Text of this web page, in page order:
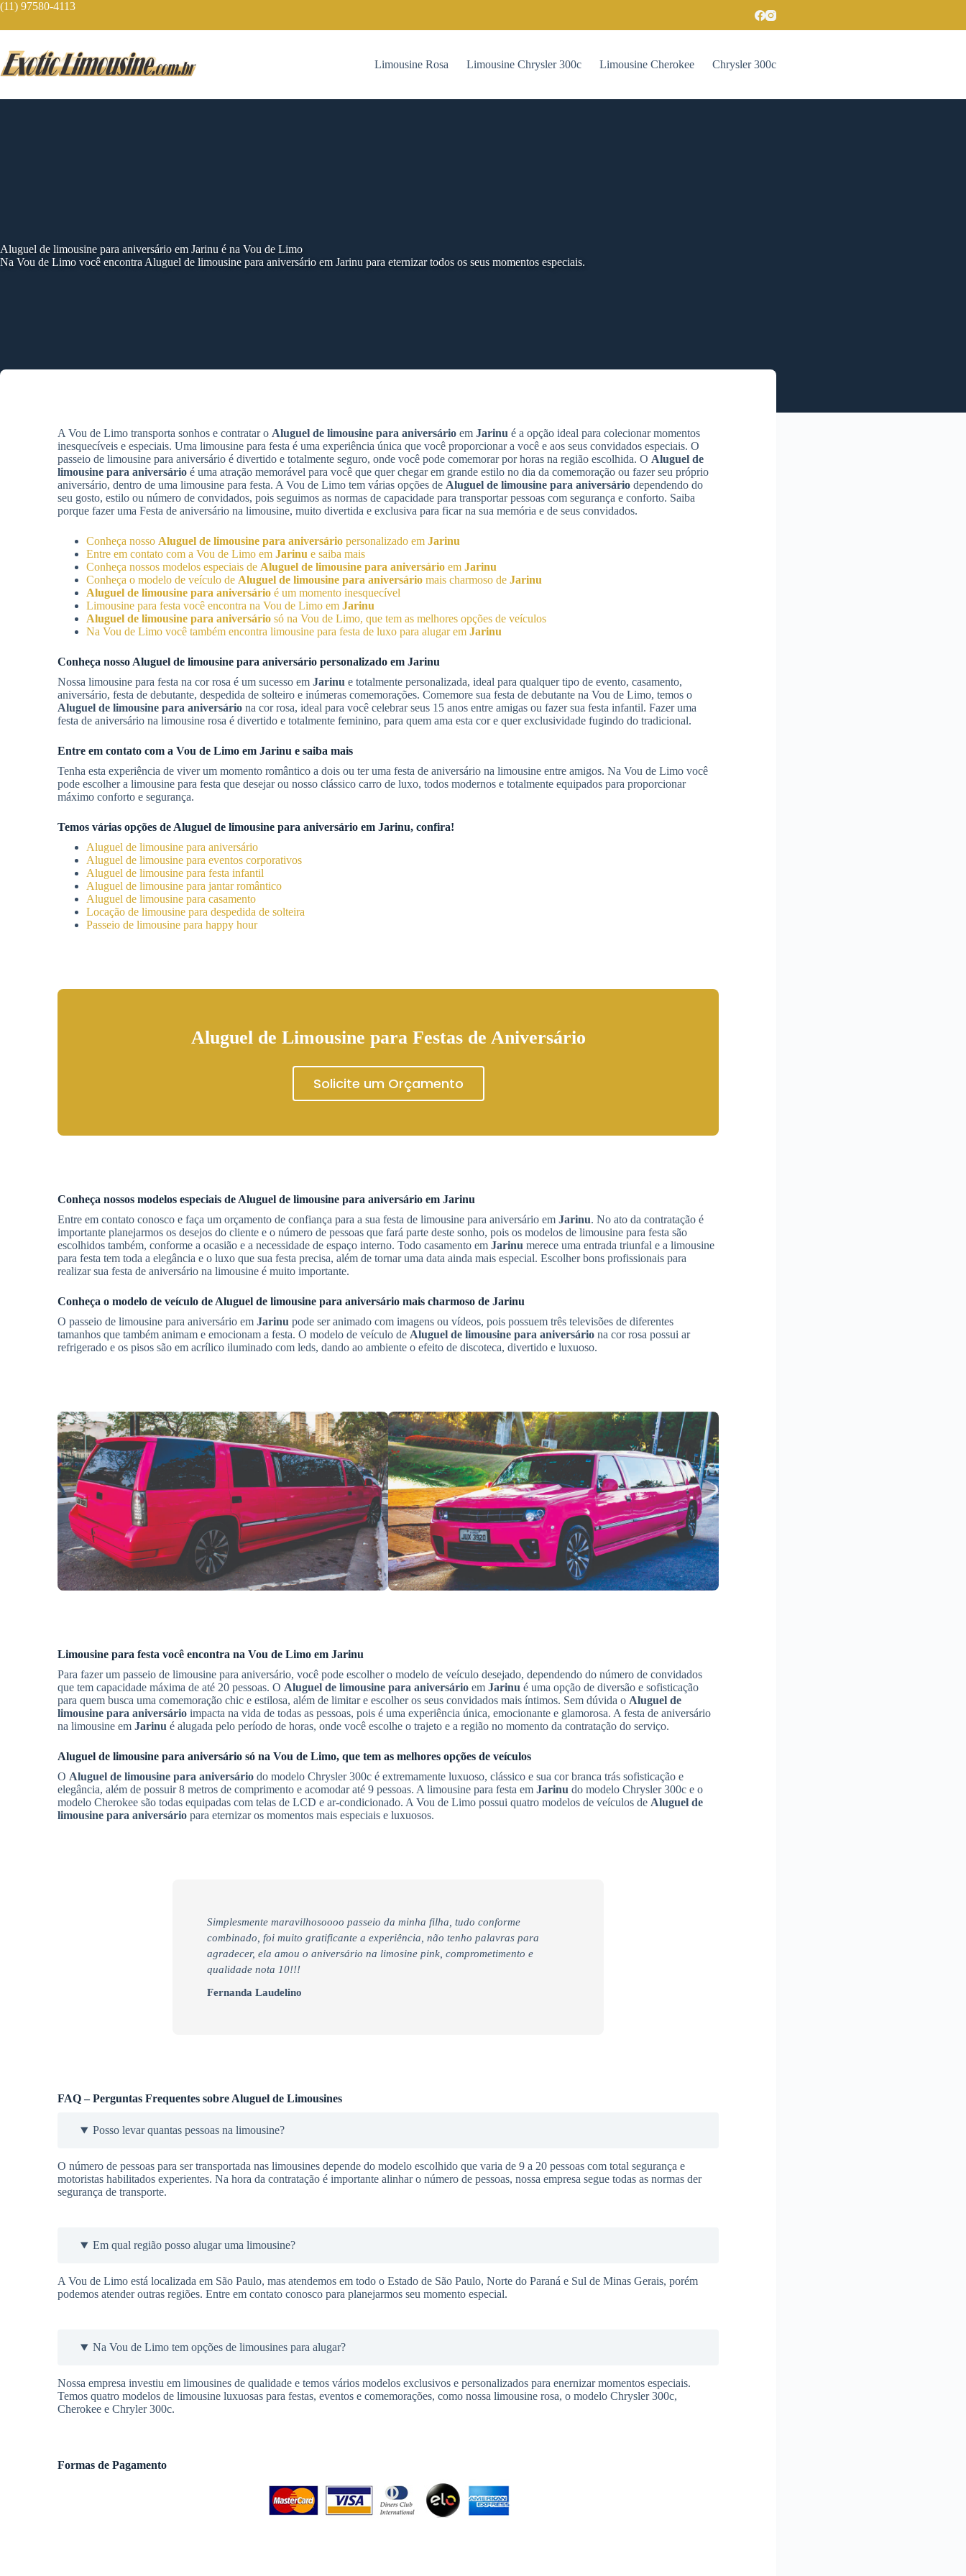
Skip
content
(11) 97580-4113
Limousine Rosa Limousine Chrysler 300c Limousine Cherokee Chrysler 300c
Aluguel de limousine para aniversário em Jarinu é na Vou de Limo
Na Vou de Limo você encontra Aluguel de limousine para aniversário em Jarinu para eternizar todos os seus momentos especiais.
A Vou de Limo transporta sonhos e contratar o Aluguel de limousine para aniversário em Jarinu é a opção ideal para colecionar momentos
inesquecíveis e especiais. Uma limousine para festa é uma experiência única que você proporcionar a você e aos seus convidados especiais. O
passeio de limousine para aniversário é divertido e totalmente seguro, onde você pode comemorar por horas na região escolhida. O Aluguel de
limousine para aniversário é uma atração memorável para você que quer chegar em grande estilo no dia da comemoração ou fazer seu próprio
aniversário, dentro de uma limousine para festa. A Vou de Limo tem várias opções de Aluguel de limousine para aniversário dependendo do
seu gosto, estilo ou número de convidados, pois seguimos as normas de capacidade para transportar pessoas com segurança e conforto. Saiba
porque fazer uma Festa de aniversário na limousine, muito divertida e exclusiva para ficar na sua memória e de seus convidados.
Conheça nosso Aluguel de limousine para aniversário personalizado em Jarinu
Entre em contato com a Vou de Limo em Jarinu e saiba mais
Conheça nossos modelos especiais de Aluguel de limousine para aniversário em Jarinu
Conheça o modelo de veículo de Aluguel de limousine para aniversário mais charmoso de Jarinu
Aluguel de limousine para aniversário é um momento inesquecível
Limousine para festa você encontra na Vou de Limo em Jarinu
Aluguel de limousine para aniversário só na Vou de Limo, que tem as melhores opções de veículos
Na Vou de Limo você também encontra limousine para festa de luxo para alugar em Jarinu
Conheça nosso Aluguel de limousine para aniversário personalizado em Jarinu
Nossa limousine para festa na cor rosa é um sucesso em Jarinu e totalmente personalizada, ideal para qualquer tipo de evento, casamento,
aniversário, festa de debutante, despedida de solteiro e inúmeras comemorações. Comemore sua festa de debutante na Vou de Limo, temos o
Aluguel de limousine para aniversário na cor rosa, ideal para você celebrar seus 15 anos entre amigas ou fazer sua festa infantil. Fazer uma
festa de aniversário na limousine rosa é divertido e totalmente feminino, para quem ama esta cor e quer exclusividade fugindo do tradicional.
Entre em contato com a Vou de Limo em Jarinu e saiba mais
Tenha esta experiência de viver um momento romântico a dois ou ter uma festa de aniversário na limousine entre amigos. Na Vou de Limo você
pode escolher a limousine para festa que desejar ou nosso clássico carro de luxo, todos modernos e totalmente equipados para proporcionar
máximo conforto e segurança.
Temos várias opções de Aluguel de limousine para aniversário em Jarinu, confira!
Aluguel de limousine para aniversário
Aluguel de limousine para eventos corporativos
Aluguel de limousine para festa infantil
Aluguel de limousine para jantar romântico
Aluguel de limousine para casamento
Locação de limousine para despedida de solteira
Passeio de limousine para happy hour
Aluguel de Limousine para Festas de Aniversário
Solicite um Orçamento
Conheça nossos modelos especiais de Aluguel de limousine para aniversário em Jarinu
Entre em contato conosco e faça um orçamento de confiança para a sua festa de limousine para aniversário em Jarinu. No ato da contratação é
importante planejarmos os desejos do cliente e o número de pessoas que fará parte deste sonho, pois os modelos de limousine para festa são
escolhidos também, conforme a ocasião e a necessidade de espaço interno. Todo casamento em Jarinu merece uma entrada triunfal e a limousine
para festa tem toda a elegância e o luxo que sua festa precisa, além de tornar uma data ainda mais especial. Escolher bons profissionais para
realizar sua festa de aniversário na limousine é muito importante.
Conheça o modelo de veículo de Aluguel de limousine para aniversário mais charmoso de Jarinu
O passeio de limousine para aniversário em Jarinu pode ser animado com imagens ou vídeos, pois possuem três televisões de diferentes
tamanhos que também animam e emocionam a festa. O modelo de veículo de Aluguel de limousine para aniversário na cor rosa possui ar
refrigerado e os pisos são em acrílico iluminado com leds, dando ao ambiente o efeito de discoteca, divertido e luxuoso.
Limousine para festa você encontra na Vou de Limo em Jarinu
Para fazer um passeio de limousine para aniversário, você pode escolher o modelo de veículo desejado, dependendo do número de convidados
que tem capacidade máxima de até 20 pessoas. O Aluguel de limousine para aniversário em Jarinu é uma opção de diversão e sofisticação
para quem busca uma comemoração chic e estilosa, além de limitar e escolher os seus convidados mais íntimos. Sem dúvida o Aluguel de
limousine para aniversário impacta na vida de todas as pessoas, pois é uma experiência única, emocionante e glamorosa. A festa de aniversário
na limousine em Jarinu é alugada pelo período de horas, onde você escolhe o trajeto e a região no momento da contratação do serviço.
Aluguel de limousine para aniversário só na Vou de Limo, que tem as melhores opções de veículos
O Aluguel de limousine para aniversário do modelo Chrysler 300c é extremamente luxuoso, clássico e sua cor branca trás sofisticação e
elegância, além de possuir 8 metros de comprimento e acomodar até 9 pessoas. A limousine para festa em Jarinu do modelo Chrysler 300c e o
modelo Cherokee são todas equipadas com telas de LCD e ar-condicionado. A Vou de Limo possui quatro modelos de veículos de Aluguel de
limousine para aniversário para eternizar os momentos mais especiais e luxuosos.
Simplesmente maravilhosoooo passeio da minha filha, tudo conforme
combinado, foi muito gratificante a experiência, não tenho palavras para
agradecer, ela amou o aniversário na limosine pink, comprometimento e
qualidade nota 10!!!
Fernanda Laudelino
FAQ – Perguntas Frequentes sobre Aluguel de Limousines
Posso levar quantas pessoas na limousine?
O número de pessoas para ser transportada nas limousines depende do modelo escolhido que varia de 9 a 20 pessoas com total segurança e
motoristas habilitados experientes. Na hora da contratação é importante alinhar o número de pessoas, nossa empresa segue todas as normas der
segurança de transporte.
Em qual região posso alugar uma limousine?
A Vou de Limo está localizada em São Paulo, mas atendemos em todo o Estado de São Paulo, Norte do Paraná e Sul de Minas Gerais, porém
podemos atender outras regiões. Entre em contato conosco para planejarmos seu momento especial.
Na Vou de Limo tem opções de limousines para alugar?
Nossa empresa investiu em limousines de qualidade e temos vários modelos exclusivos e personalizados para enernizar momentos especiais.
Temos quatro modelos de limousine luxuosas para festas, eventos e comemorações, como nossa limousine rosa, o modelo Chrysler 300c,
Cherokee e Chryler 300c.
Formas de Pagamento